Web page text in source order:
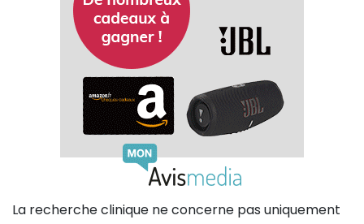
La recherche clinique ne concerne pas uniquement